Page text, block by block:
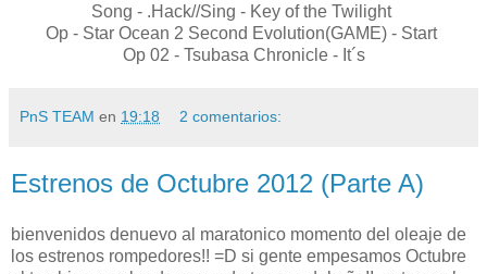
Song - .Hack//Sing - Key of the Twilight
Op - Star Ocean 2 Second Evolution(GAME) - Start
Op 02 - Tsubasa Chronicle - It´s
PnS TEAM en 19:18 2 comentarios:
Estrenos de Octubre 2012 (Parte A)
bienvenidos denuevo al maratonico momento del oleaje de
los estrenos rompedores!! =D si gente empesamos Octubre